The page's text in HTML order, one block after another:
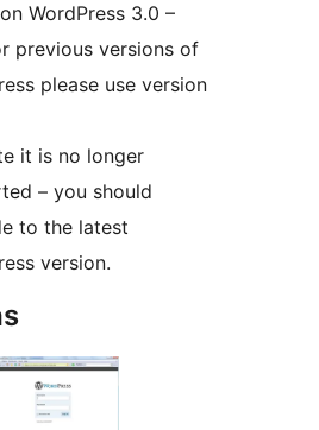
WordPress 3.0 –
previous versions of
please use version
it is no longer
– you should
to the latest
version.